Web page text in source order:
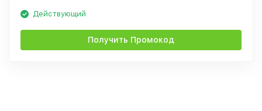
Действующий
Получить Промокод